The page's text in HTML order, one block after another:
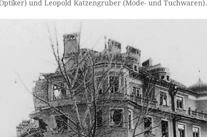
und Leopold Katzengruber (Mode- und Tuchwaren).